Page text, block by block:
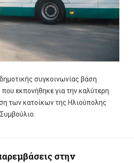
συγκοινωνίας βάση
εκπονήθηκε για την καλύτερη
των κατοίκων της Ηλιούπολης
στην